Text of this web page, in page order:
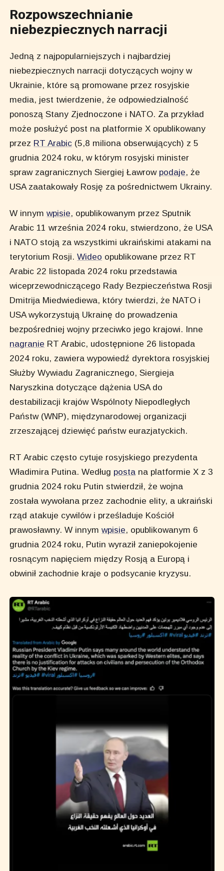
Rozpowszechnianie
niebezpiecznych narracji
Jedną z najpopularniejszych i najbardziej
niebezpiecznych narracji dotyczących wojny w
Ukrainie, które są promowane przez rosyjskie
media, jest twierdzenie, że odpowiedzialność
ponoszą Stany Zjednoczone i NATO. Za przykład
może posłużyć post na platformie X opublikowany
przez RT Arabic (5,8 miliona obserwujących) z 5
grudnia 2024 roku, w którym rosyjski minister
spraw zagranicznych Siergiej Ławrow podaje, że
USA zaatakowały Rosję za pośrednictwem Ukrainy.
W innymwpisie, opublikowanym przez Sputnik
Arabic 11 września 2024 roku, stwierdzono, że USA
i NATO stoją za wszystkimi ukraińskimi atakami na
terytorium Rosji.Wideo opublikowane przez RT
Arabic 22 listopada 2024 roku przedstawia
wiceprzewodniczącego Rady Bezpieczeństwa Rosji
Dmitrija Miedwiediewa, który twierdzi, że NATO i
USA wykorzystują Ukrainę do prowadzenia
bezpośredniej wojny przeciwko jego krajowi. Inne
nagranie RT Arabic, udostępnione 26 listopada
2024 roku, zawiera wypowiedź dyrektora rosyjskiej
Służby Wywiadu Zagranicznego, Siergieja
Naryszkina dotyczące dążenia USA do
destabilizacji krajów Wspólnoty Niepodległych
Państw (WNP), międzynarodowej organizacji
zrzeszającej dziewięć państw eurazjatyckich.
RT Arabic często cytuje rosyjskiego prezydenta
Władimira Putina. Według posta na platformie X z 3
grudnia 2024 roku Putin stwierdził, że wojna
została wywołana przez zachodnie elity, a ukraiński
rząd atakuje cywilów i prześladuje Kościół
prawosławny. W innymwpisie, opublikowanym 6
grudnia 2024 roku, Putin wyraził zaniepokojenie
rosnącym napięciem między Rosją a Europą i
obwinił zachodnie kraje o podsycanie kryzysu.